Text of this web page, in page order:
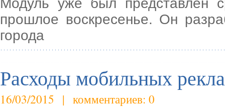
Модуль уже был представлен
прошлое воскресенье. Он
города
Расходы мобильных
16/03/2015 | комментариев: 0